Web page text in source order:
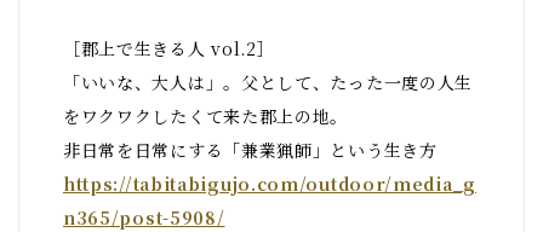
［郡上で生きる人 vol.2］
「いいな、大人は」。父として、たった一度の人生
をワクワクしたくて来た郡上の地。
非日常を日常にする「兼業猟師」という生き方
https://tabitabigujo.com/outdoor/media_g
n365/post-5908/